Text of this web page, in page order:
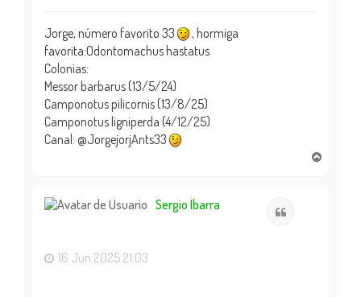
Jorge, número favorito 33
, hormiga
favorita:Odontomachus hastatus
Colonias:
Messor barbarus (13/5/24)
Camponotus pilicornis (13/8/25)
Camponotus ligniperda (4/12/25)
Canal: @JorgejorjAnts33
Sergio Ibarra
16 Jun 2025 21:03